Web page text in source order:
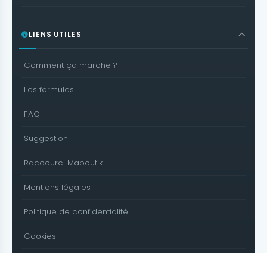
LIENS UTILES
Comment ça marche ?
Les formules
FAQ
Suggestion
Raccourci Maboutik
Mentions légales
Politique de confidentialité
Cookies